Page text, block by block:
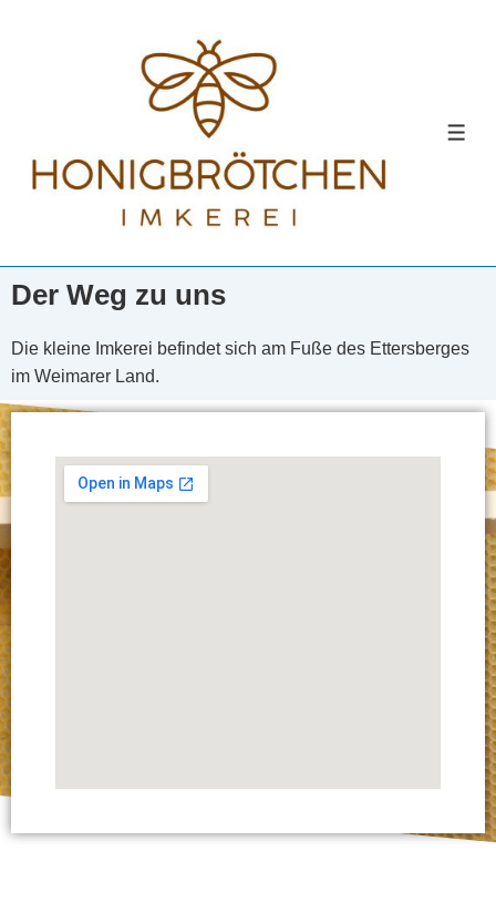
Der Weg zu uns
Die kleine Imkerei befindet sich am Fuße des Ettersberges
im Weimarer Land.